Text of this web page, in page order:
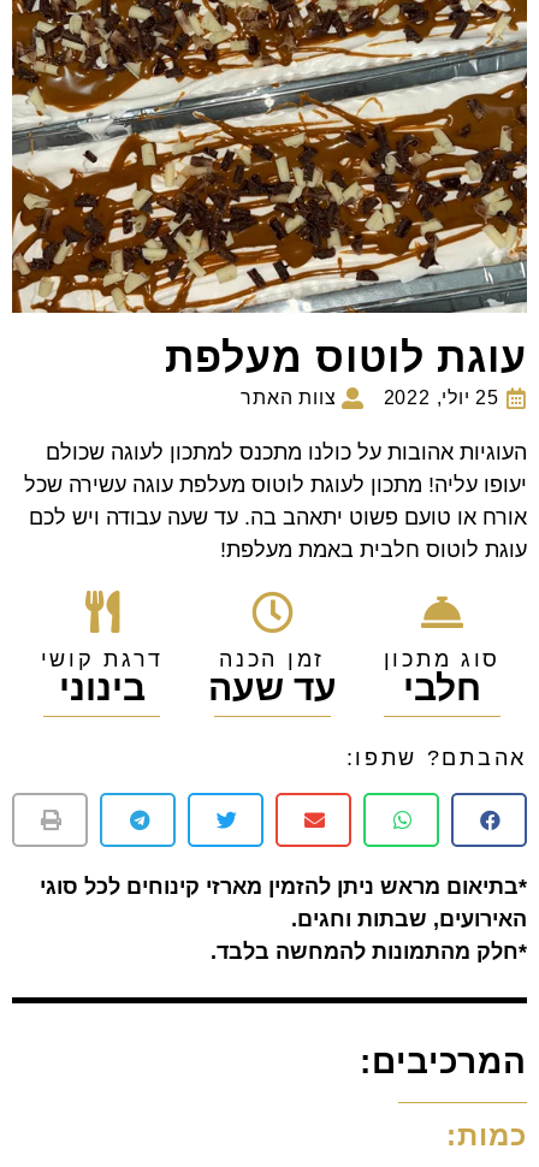
עוגת לוטוס מעלפת
25 יולי, 2022 צוות האתר
העוגיות אהובות על כולנו מתכנס למתכון לעוגה שכולם
יעופו עליה! מתכון לעוגת לוטוס מעלפת עוגה עשירה שכל
אורח או טועם פשוט יתאהב בה. עד שעה עבודה ויש לכם
עוגת לוטוס חלבית באמת מעלפת!
סוג מתכון
חלבי
זמן הכנה
עד שעה
דרגת קושי
בינוני
אהבתם? שתפו:
*בתיאום מראש ניתן להזמין מארזי קינוחים לכל סוגי
האירועים, שבתות וחגים.
*חלק מהתמונות להמחשה בלבד.
המרכיבים:
כמות: